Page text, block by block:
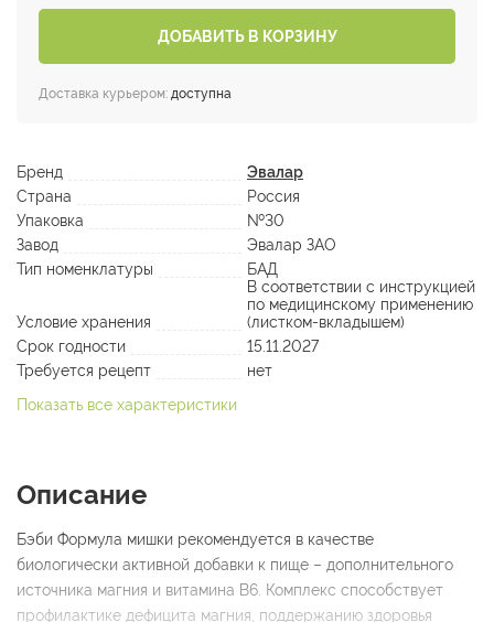
ДОБАВИТЬ В КОРЗИНУ
Доставка курьером: доступна
Бренд
Эвалар
Страна
Россия
Упаковка
№30
Завод
Эвалар ЗАО
Тип номенклатуры
БАД
Условие хранения
В соответствии с инструкцией
по медицинскому применению
(листком-вкладышем)
Срок годности
15.11.2027
Требуется рецепт
нет
Показать все характеристики
Описание
Бэби Формула мишки рекомендуется в качестве
биологически активной добавки к пище – дополнительного
источника магния и витамина В6. Комплекс способствует
профилактике дефицита магния, поддержанию здоровья